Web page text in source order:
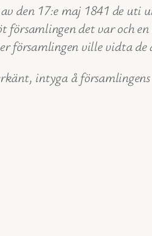
den 17:e maj 1841 de
församlingen det var och
församlingen ville vidta
intyga å